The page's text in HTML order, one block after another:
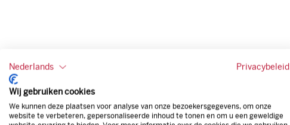
Nederlands Privacybeleid
Wij gebruiken cookies
We kunnen deze plaatsen voor analyse van onze bezoekersgegevens, om onze
website te verbeteren, gepersonaliseerde inhoud te tonen en om u een geweldige